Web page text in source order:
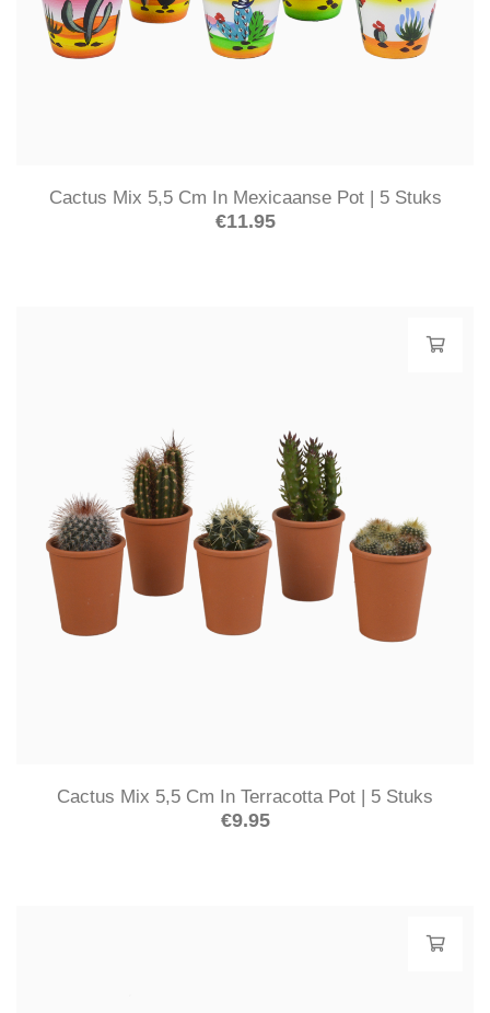
Cactus Mix 5,5 Cm In Mexicaanse Pot | 5 Stuks
€11.95
Cactus Mix 5,5 Cm In Terracotta Pot | 5 Stuks
€9.95